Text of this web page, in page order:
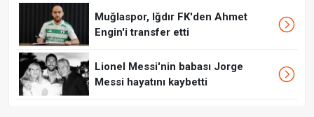
Muğlaspor, Iğdır FK'den Ahmet
Engin'i transfer etti
Lionel Messi'nin babası Jorge
Messi hayatını kaybetti